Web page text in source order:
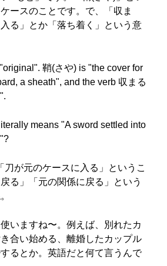
ースのことです。で、「収ま
る」とか「落ち着く」という意
鞘(さや) is "the cover for
a sheath", and the verb 収まる
means "A sword settled into
刀が元のケースに入る」というこ
る」「元の関係に戻る」という
いますね〜。例えば、別れたカ
合い始める、離婚したカップル
るとか。英語だと何て言うんで